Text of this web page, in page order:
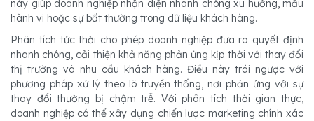
này giúp doanh nghiệp nhận diện nhanh chóng xu hướng, mẫu
hành vi hoặc sự bất thường trong dữ liệu khách hàng.
Phân tích tức thời cho phép doanh nghiệp đưa ra quyết định
nhanh chóng, cải thiện khả năng phản ứng kịp thời với thay đổi
thị trường và nhu cầu khách hàng. Điều này trái ngược với
phương pháp xử lý theo lô truyền thống, nơi phản ứng với sự
thay đổi thường bị chậm trễ. Với phân tích thời gian thực,
doanh nghiệp có thể xây dựng chiến lược marketing chính xác